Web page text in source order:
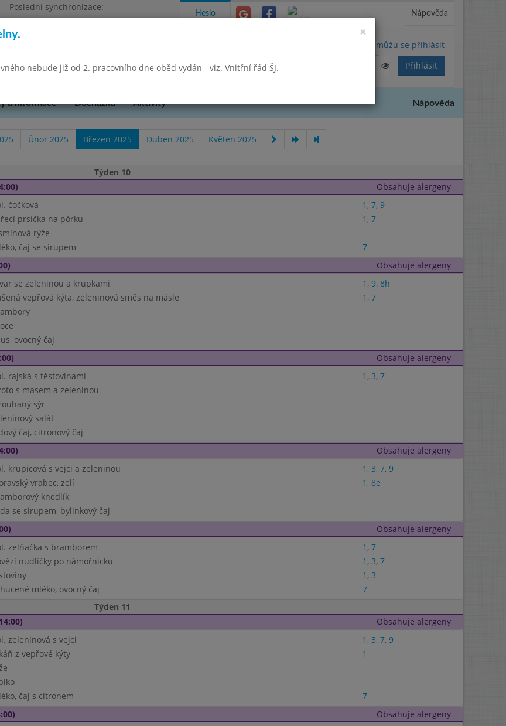
Poslední synchronizace:
Pondělí 27.7.2026 13:26
Omezení objednávek
Heslo Nápověda
Nemůžu se přihlásit
a informace Docházka Aktivity Nápověda
Únor 2025 Březen 2025 Duben 2025 Květen 2025
Týden 10
Obsahuje alergeny
čočková 1 , 7, 9
prsíčka na pórku 1 , 7
rýže
čaj se sirupem
7
Obsahuje alergeny
se zeleninou a krupkami 1 , 9, 8h
vepřová kýta, zeleninová směs na másle 1 , 7
ovocný čaj
Obsahuje alergeny
rajská s těstovinami 1 , 3, 7
s masem a zeleninou
sýr
salát
čaj, citronový čaj
Obsahuje alergeny
krupicová s vejci a zeleninou 1 , 3, 7, 9
vrabec, zelí 1 , 8e
knedlík
se sirupem, bylinkový čaj
Obsahuje alergeny
zelňačka s bramborem 1 , 7
nudličky po námořnicku 1 , 3, 7
1 , 3
mléko, ovocný čaj
7
Týden 11
Obsahuje alergeny
zeleninová s vejci 1 , 3, 7, 9
z vepřové kýty
1
čaj s citronem
7
Obsahuje alergeny
×
nebude již od 2. pracovního dne oběd vydán - viz. Vnitřní řád ŠJ.